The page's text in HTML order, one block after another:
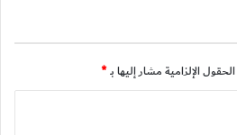
الحقول الإلزامية مشار إليها بـ*